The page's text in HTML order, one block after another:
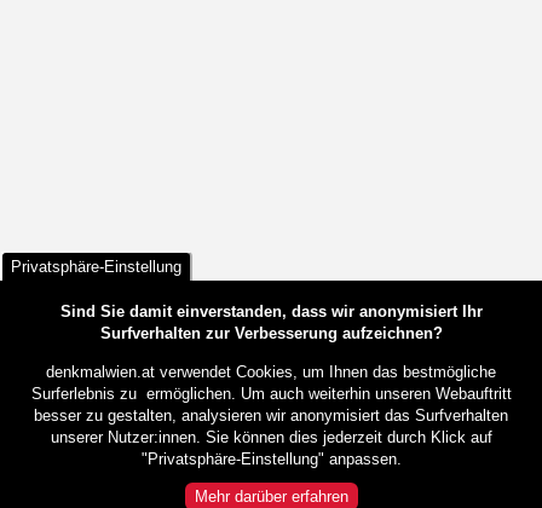
Privatsphäre-Einstellung
Sind Sie damit einverstanden, dass wir anonymisiert Ihr
Surfverhalten zur Verbesserung aufzeichnen?
denkmalwien.at verwendet Cookies, um Ihnen das bestmögliche
Surferlebnis zu ermöglichen. Um auch weiterhin unseren Webauftritt
besser zu gestalten, analysieren wir anonymisiert das Surfverhalten
unserer Nutzer:innen. Sie können dies jederzeit durch Klick auf
"Privatsphäre-Einstellung" anpassen.
Mehr darüber erfahren